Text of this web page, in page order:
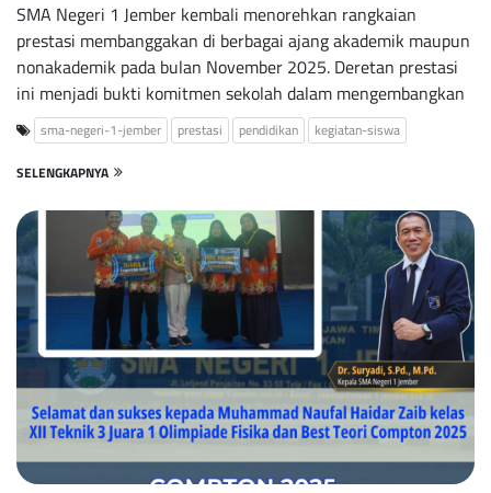
SMA Negeri 1 Jember kembali menorehkan rangkaian
prestasi membanggakan di berbagai ajang akademik maupun
nonakademik pada bulan November 2025. Deretan prestasi
ini menjadi bukti komitmen sekolah dalam mengembangkan
sma-negeri-1-jember prestasi pendidikan kegiatan-siswa
SELENGKAPNYA